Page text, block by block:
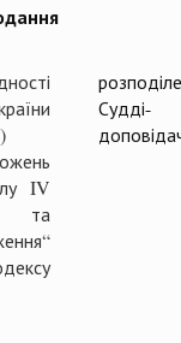
IV
та
Судді-